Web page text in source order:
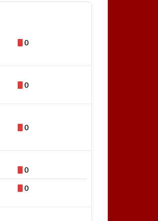
0
0
0
0
0